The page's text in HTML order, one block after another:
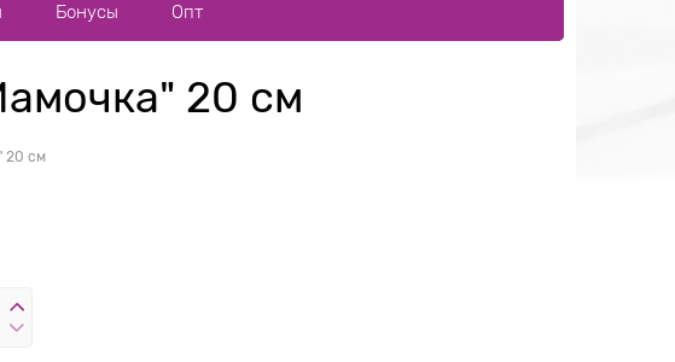
Бонусы Опт
20 см
20 см